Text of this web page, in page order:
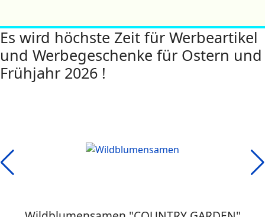
Es wird höchste Zeit für Werbeartikel
und Werbegeschenke für Ostern und
Frühjahr 2026 !